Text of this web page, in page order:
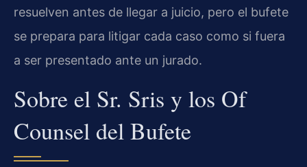
resuelven antes de llegar a juicio, pero el bufete
se prepara para litigar cada caso como si fuera
a ser presentado ante un jurado.
Sobre el Sr. Sris y los Of
Counsel del Bufete